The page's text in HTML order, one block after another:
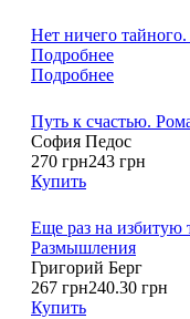
Нет ничего
Подробнее
Подробнее
Путь к счастью.
София Педос
270 грн243 грн
Купить
Еще раз на избитую
Размышления
Григорий Берг
267 грн240.30 грн
Купить